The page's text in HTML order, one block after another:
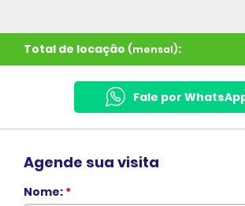
Total de locação (mensal):
Fale por
Agende sua visita
Nome: *